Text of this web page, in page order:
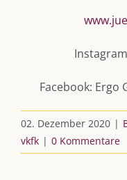
Facebook: Ergo
02. Dezember 2020 |
vkfk | 0 Kommentare
AKTUELLES
Immer die passende